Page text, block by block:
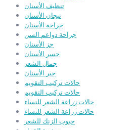
تنظيف الأسنان
تيجان الأسنان
جراحة الأسنان
جراحة دواعم السن
جز الأسنان
جسر الأسنان
جمال الشعر
جير الأسنان
حالات تركيب التقويم
حالات تركيب التقويم
حالات زراعة الشعر للنساء
حالات زراعة الشعر للنساء
حبوب الزنك للشعر